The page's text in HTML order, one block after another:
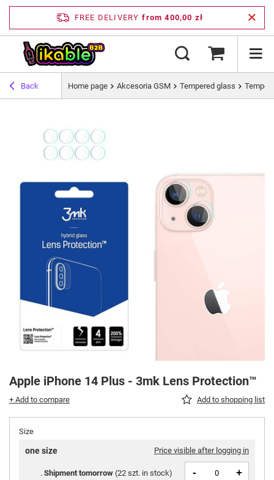
FREE DELIVERY from 400,00 zł
Back Home page Akcesoria GSM Tempered glass
Apple iPhone 14 Plus - 3mk Lens Protection™
+ Add to compare Add to shopping list
Size
one size Price visible after logging in
Shipment tomorrow (22 szt. in stock) - +